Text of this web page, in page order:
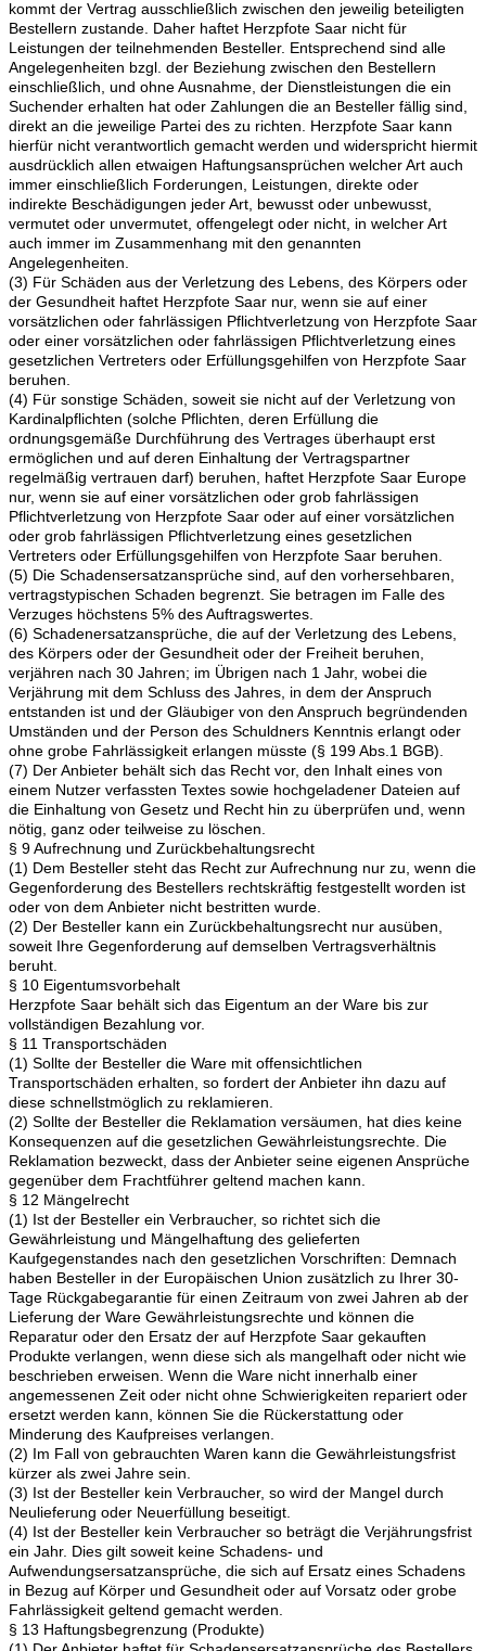
kommt der Vertrag ausschließlich zwischen den jeweilig beteiligten
Bestellern zustande. Daher haftet Herzpfote Saar nicht für
Leistungen der teilnehmenden Besteller. Entsprechend sind alle
Angelegenheiten bzgl. der Beziehung zwischen den Bestellern
einschließlich, und ohne Ausnahme, der Dienstleistungen die ein
Suchender erhalten hat oder Zahlungen die an Besteller fällig sind,
direkt an die jeweilige Partei des zu richten. Herzpfote Saar kann
hierfür nicht verantwortlich gemacht werden und widerspricht hiermit
ausdrücklich allen etwaigen Haftungsansprüchen welcher Art auch
immer einschließlich Forderungen, Leistungen, direkte oder
indirekte Beschädigungen jeder Art, bewusst oder unbewusst,
vermutet oder unvermutet, offengelegt oder nicht, in welcher Art
auch immer im Zusammenhang mit den genannten
Angelegenheiten.
(3) Für Schäden aus der Verletzung des Lebens, des Körpers oder
der Gesundheit haftet Herzpfote Saar nur, wenn sie auf einer
vorsätzlichen oder fahrlässigen Pflichtverletzung von Herzpfote Saar
oder einer vorsätzlichen oder fahrlässigen Pflichtverletzung eines
gesetzlichen Vertreters oder Erfüllungsgehilfen von Herzpfote Saar
beruhen.
(4) Für sonstige Schäden, soweit sie nicht auf der Verletzung von
Kardinalpflichten (solche Pflichten, deren Erfüllung die
ordnungsgemäße Durchführung des Vertrages überhaupt erst
ermöglichen und auf deren Einhaltung der Vertragspartner
regelmäßig vertrauen darf) beruhen, haftet Herzpfote Saar Europe
nur, wenn sie auf einer vorsätzlichen oder grob fahrlässigen
Pflichtverletzung von Herzpfote Saar oder auf einer vorsätzlichen
oder grob fahrlässigen Pflichtverletzung eines gesetzlichen
Vertreters oder Erfüllungsgehilfen von Herzpfote Saar beruhen.
(5) Die Schadensersatzansprüche sind, auf den vorhersehbaren,
vertragstypischen Schaden begrenzt. Sie betragen im Falle des
Verzuges höchstens 5% des Auftragswertes.
(6) Schadenersatzansprüche, die auf der Verletzung des Lebens,
des Körpers oder der Gesundheit oder der Freiheit beruhen,
verjähren nach 30 Jahren; im Übrigen nach 1 Jahr, wobei die
Verjährung mit dem Schluss des Jahres, in dem der Anspruch
entstanden ist und der Gläubiger von den Anspruch begründenden
Umständen und der Person des Schuldners Kenntnis erlangt oder
ohne grobe Fahrlässigkeit erlangen müsste (§ 199 Abs.1 BGB).
(7) Der Anbieter behält sich das Recht vor, den Inhalt eines von
einem Nutzer verfassten Textes sowie hochgeladener Dateien auf
die Einhaltung von Gesetz und Recht hin zu überprüfen und, wenn
nötig, ganz oder teilweise zu löschen.
§ 9 Aufrechnung und Zurückbehaltungsrecht
(1) Dem Besteller steht das Recht zur Aufrechnung nur zu, wenn die
Gegenforderung des Bestellers rechtskräftig festgestellt worden ist
oder von dem Anbieter nicht bestritten wurde.
(2) Der Besteller kann ein Zurückbehaltungsrecht nur ausüben,
soweit Ihre Gegenforderung auf demselben Vertragsverhältnis
beruht.
§ 10 Eigentumsvorbehalt
Herzpfote Saar behält sich das Eigentum an der Ware bis zur
vollständigen Bezahlung vor.
§ 11 Transportschäden
(1) Sollte der Besteller die Ware mit offensichtlichen
Transportschäden erhalten, so fordert der Anbieter ihn dazu auf
diese schnellstmöglich zu reklamieren.
(2) Sollte der Besteller die Reklamation versäumen, hat dies keine
Konsequenzen auf die gesetzlichen Gewährleistungsrechte. Die
Reklamation bezweckt, dass der Anbieter seine eigenen Ansprüche
gegenüber dem Frachtführer geltend machen kann.
§ 12 Mängelrecht
(1) Ist der Besteller ein Verbraucher, so richtet sich die
Gewährleistung und Mängelhaftung des gelieferten
Kaufgegenstandes nach den gesetzlichen Vorschriften: Demnach
haben Besteller in der Europäischen Union zusätzlich zu Ihrer 30-
Tage Rückgabegarantie für einen Zeitraum von zwei Jahren ab der
Lieferung der Ware Gewährleistungsrechte und können die
Reparatur oder den Ersatz der auf Herzpfote Saar gekauften
Produkte verlangen, wenn diese sich als mangelhaft oder nicht wie
beschrieben erweisen. Wenn die Ware nicht innerhalb einer
angemessenen Zeit oder nicht ohne Schwierigkeiten repariert oder
ersetzt werden kann, können Sie die Rückerstattung oder
Minderung des Kaufpreises verlangen.
(2) Im Fall von gebrauchten Waren kann die Gewährleistungsfrist
kürzer als zwei Jahre sein.
(3) Ist der Besteller kein Verbraucher, so wird der Mangel durch
Neulieferung oder Neuerfüllung beseitigt.
(4) Ist der Besteller kein Verbraucher so beträgt die Verjährungsfrist
ein Jahr. Dies gilt soweit keine Schadens- und
Aufwendungsersatzansprüche, die sich auf Ersatz eines Schadens
in Bezug auf Körper und Gesundheit oder auf Vorsatz oder grobe
Fahrlässigkeit geltend gemacht werden.
§ 13 Haftungsbegrenzung (Produkte)